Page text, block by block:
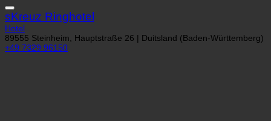
sKreuz Ringhotel
Hotel
89555 Steinheim, Hauptstraße 26 | Duitsland (Baden-Württemberg)
+49 7329 96150